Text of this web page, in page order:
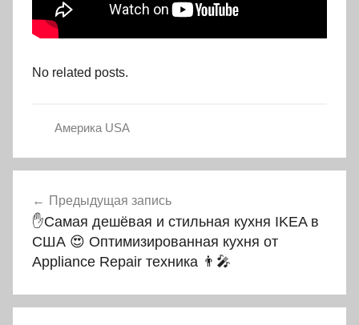
No related posts.
Америка USA
по
записям
Предыдущая запись
✋Самая дешёвая и стильная кухня IKEA в
США 😍 Оптимизированная кухня от
Appliance Repair техника 👨‍🎤